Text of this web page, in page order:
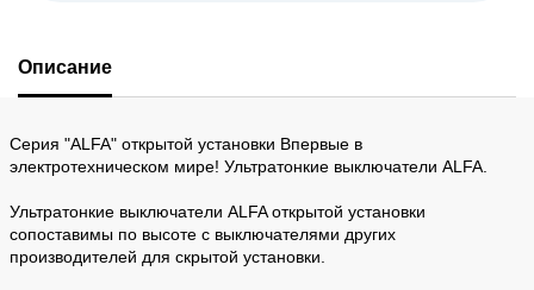
Описание
Серия "ALFA" открытой установки Впервые в
электротехническом мире! Ультратонкие выключатели ALFA.
Ультратонкие выключатели ALFA открытой установки
сопоставимы по высоте с выключателями других
производителей для скрытой установки.